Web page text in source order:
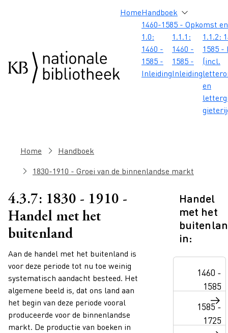
Hoofdnavigatie
HomeHandboek
1460-1585 - Opkomst
1.0:
1460 -
1585 -
Inleiding
1.1.1:
1460 -
1585 -
Inleiding
1.1.2:
1585
(incl.
en
Kruimelpad
Home
Handboek
1830-1910 - Groei van de binnenlandse markt
4.3.7: 1830 - 1910 -
Handel met het
buitenland
Paragraphs
Aan de handel met het buitenland is
voor deze periode tot nu toe weinig
systematisch aandacht besteed. Het
algemene beeld is, dat ons land aan
het begin van deze periode vooral
produceerde voor de binnenlandse
markt. De productie van boeken in
Handel
met het
in:
1460 -
1585
1585 -
1725